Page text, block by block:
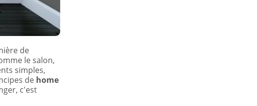
de
le salon,
simples,
de home
c'est